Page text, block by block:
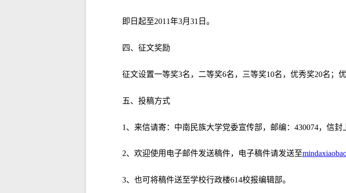
即日起至2011年3月31日。
四、征文奖励
征文设置一等奖3名，二等奖6名，三等奖10名，优秀奖20名；
五、投稿方式
1、来信请寄：中南民族大学党委宣传部，邮编：430074，信封
2、欢迎使用电子邮件发送稿件，电子稿件请发送至
3、也可将稿件送至学校行政楼614校报编辑部。